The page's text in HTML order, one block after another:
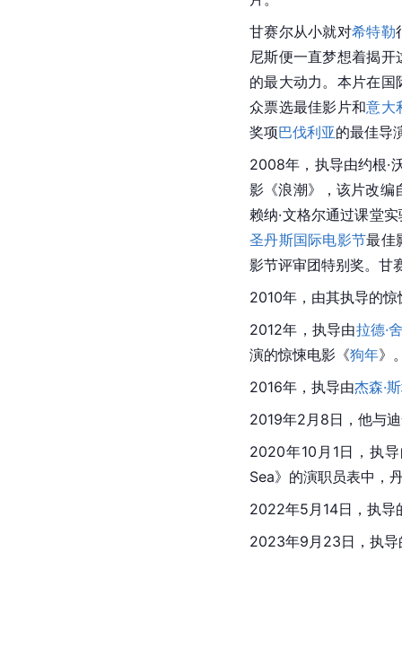
甘赛尔从小就对希特勒
尼斯便一直梦想着揭
的最大动力。本片在
众票选最佳影片和意大
奖项巴伐利亚的最佳导
2008年，执导由约根·
影《浪潮》，该片改编
赖纳·文格尔通过课堂
圣丹斯国际电影节最佳
影节评审团特别奖。甘
2010年，由其执导的惊
2012年，执导由拉德·
演的惊悚电影《狗年》
2016年，执导由杰森·
2019年2月8日，他与
2020年10月1日，执
Sea》的演职员表中，
2022年5月14日，执导
2023年9月23日，执导